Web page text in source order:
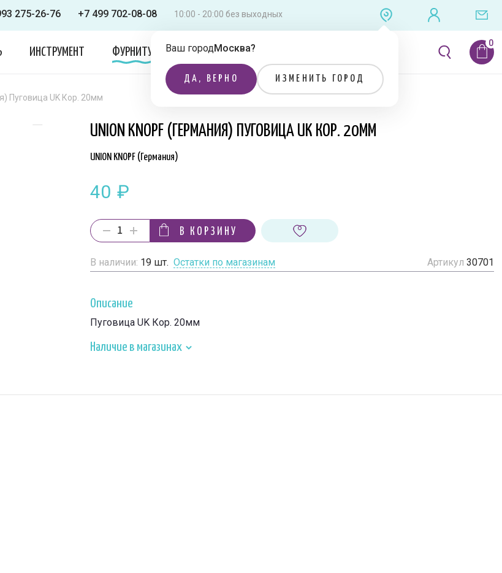
275-26-76 +7 499 702-08-08 10:00 - 20:00 без выходных
Ваш городМосква?
ДА, ВЕРНО ИЗМЕНИТЬ ГОРОД
ИНСТРУМЕНТ ФУРНИТУРА ОДЕЖДА ЛИТЕРАТУРА
Пуговица UK Кор. 20мм
UNION KNOPF (ГЕРМАНИЯ) ПУГОВИЦА UK КОР. 20ММ
UNION KNOPF (Германия)
40 ₽
В КОРЗИНУ
В наличии: 19 шт. Остатки по магазинам Артикул 30701
Описание
Пуговица UK Кор. 20мм
Наличие в магазинах